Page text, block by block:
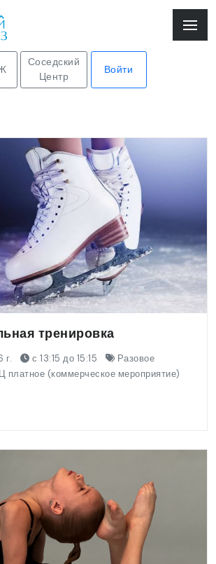
Соседский
Центр
Войти
тренировка
г. с 13:15 до 15:15
Разовое
платное (коммерческое мероприятие)